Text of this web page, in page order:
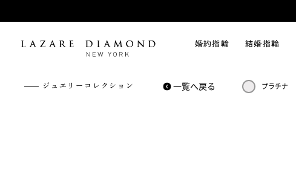
婚約指輪 結婚指輪
ジュエリーコレクション 一覧へ戻る プラチナ